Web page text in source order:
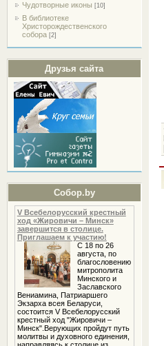
Чудотворные иконы [10]
В библиотеке
Христорождественского
собора [2]
Друзья сайта
Собор.by
V Всебелорусский крестный
ход «Жировичи – Минск»
завершится в столице.
Приглашаем к участию!
С 18 по 26
августа, по
благословению
митрополита
Минского и
Заславского
Вениамина, Патриаршего
Экзарха всея Беларуси,
состоится V Всебелорусский
крестный ход "Жировичи –
Минск".Верующих пройдут путь
молитвы и духовного единения,